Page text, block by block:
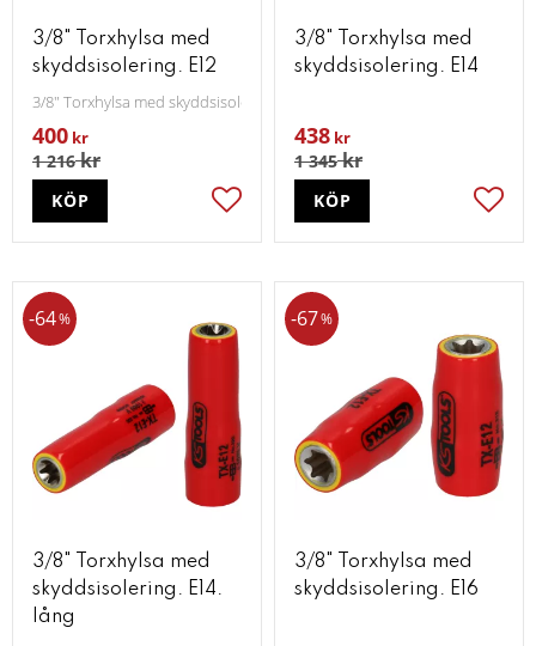
3/8" Torxhylsa med
skyddsisolering. E12
3/8" Torxhylsa med skyddsisolering. E12
400 kr
1 216kr
Lägg till i favoriter
KÖP
3/8" Torxhylsa med
skyddsisolering. E14
438 kr
1 345kr
KÖP
3/8" Torxhylsa med
skyddsisolering. E14.
lång
64%
3/8" Torxhylsa med
skyddsisolering. E16
67%